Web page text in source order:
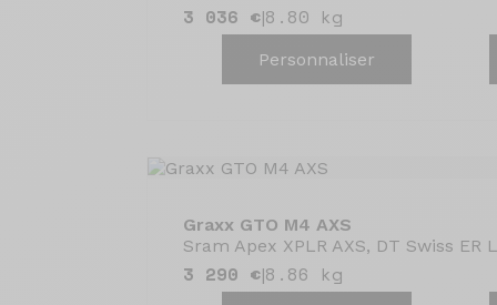
3 036 €|8.80 kg
Personnaliser
Graxx GTO M4 AXS
Sram Apex XPLR AXS, DT Swiss ER
3 290 €|8.86 kg